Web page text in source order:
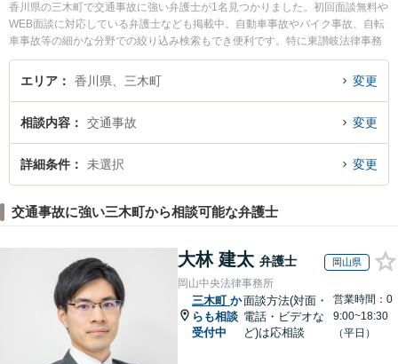
香川県の三木町で交通事故に強い弁護士が1名見つかりました。初回面談無料や
WEB面談に対応している弁護士なども掲載中。自動車事故やバイク事故、自転
車事故等の細かな分野での絞り込み検索もでき便利です。特に東讃岐法律事務
所の多田 崇弁護士のプロフィール情報や弁護士費用、強みなどが注目されてい
ます。『三木町で土日や夜間に発生した交通事故のトラブルを今すぐに弁護士
約したい』などでお困りの相談者さんにおすすめです。
エリア 香川県、三木町 変更
相談内容 交通事故 変更
詳細条件 未選択 変更
交通事故に強い三木町から相談可能な弁護士
大林 建太 弁護士 岡山県
岡山中央法律事務所
三木町 か
らも相談
受付中
面談方法(対面・
電話・ビデオな
ど)は応相談
営業時間：0
9:00~18:30
（平日）